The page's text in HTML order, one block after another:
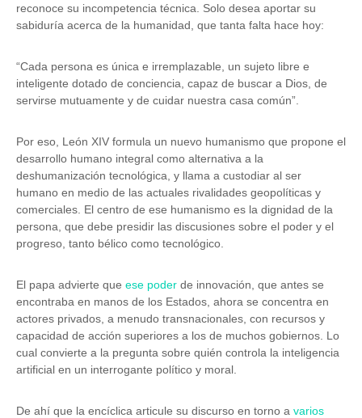
reconoce su incompetencia técnica. Solo desea aportar su
sabiduría acerca de la humanidad, que tanta falta hace hoy:
“Cada persona es única e irremplazable, un sujeto libre e
inteligente dotado de conciencia, capaz de buscar a Dios, de
servirse mutuamente y de cuidar nuestra casa común”.
Por eso, León XIV formula un nuevo humanismo que propone el
desarrollo humano integral como alternativa a la
deshumanización tecnológica, y llama a custodiar al ser
humano en medio de las actuales rivalidades geopolíticas y
comerciales. El centro de ese humanismo es la dignidad de la
persona, que debe presidir las discusiones sobre el poder y el
progreso, tanto bélico como tecnológico.
El papa advierte que ese poder de innovación, que antes se
encontraba en manos de los Estados, ahora se concentra en
actores privados, a menudo transnacionales, con recursos y
capacidad de acción superiores a los de muchos gobiernos. Lo
cual convierte a la pregunta sobre quién controla la inteligencia
artificial en un interrogante político y moral.
De ahí que la encíclica articule su discurso en torno a varios